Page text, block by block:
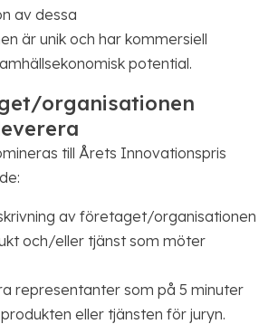
av dessa
är unik och har kommersiell
potential.
organisationen
till Årets Innovationspris
av företaget/organisationen
och/eller tjänst som möter
representanter som på 5 minuter
eller tjänsten för juryn.